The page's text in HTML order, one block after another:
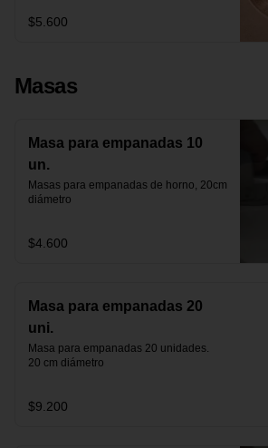
$5.600
Masas
Masa para empanadas 10
un.
Masas para empanadas de horno, 20cm
diámetro
$4.600
Masa para empanadas 20
uni.
Masa para empanadas 20 unidades.
20 cm diámetro
$9.200